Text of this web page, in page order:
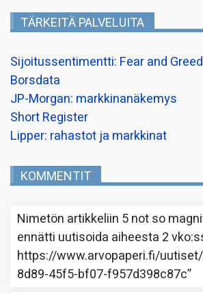
TÄRKEITÄ PALVELUITA
Sijoitussentimentti: Fear and Greed
Borsdata
JP-Morgan: markkinanäkemys
Short Register
Lipper: rahastot ja markkinat
KOMMENTIT
Nimetön artikkeliin 5 not so
ennätti uutisoida aiheesta 2
https://www.arvopaperi.fi/
8d89-45f5-bf07-f957d398c87c”